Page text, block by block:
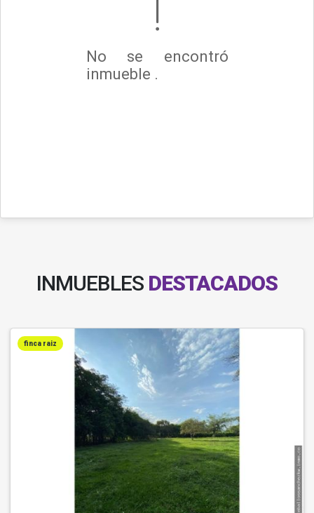
No se encontró
inmueble .
INMUEBLES DESTACADOS
finca raiz